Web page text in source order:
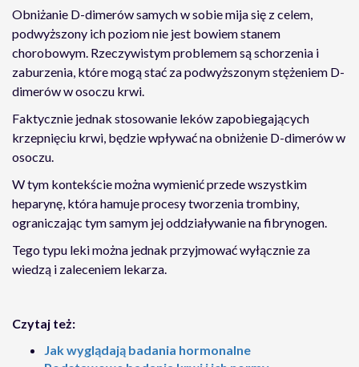
Obniżanie D-dimerów samych w sobie mija się z celem,
podwyższony ich poziom nie jest bowiem stanem
chorobowym. Rzeczywistym problemem są schorzenia i
zaburzenia, które mogą stać za podwyższonym stężeniem D-
dimerów w osoczu krwi.
Faktycznie jednak stosowanie leków zapobiegających
krzepnięciu krwi, będzie wpływać na obniżenie D-dimerów w
osoczu.
W tym kontekście można wymienić przede wszystkim
heparynę, która hamuje procesy tworzenia trombiny,
ograniczając tym samym jej oddziaływanie na fibrynogen.
Tego typu leki można jednak przyjmować wyłącznie za
wiedzą i zaleceniem lekarza.
Czytaj też:
Jak wyglądają badania hormonalne